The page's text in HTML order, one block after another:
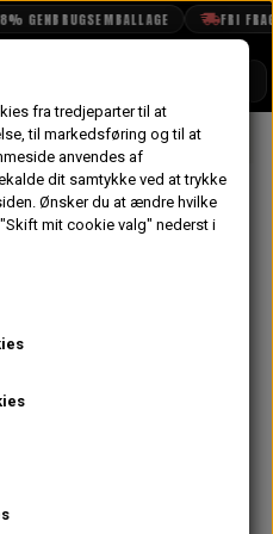
FRI FRAGT
System Tænding
-
-
kr.
fra tredjeparter til at
til markedsføring og til at
anvendes af
dit samtykke ved at trykke
Ønsker du at ændre hvilke
mit cookie valg" nederst i